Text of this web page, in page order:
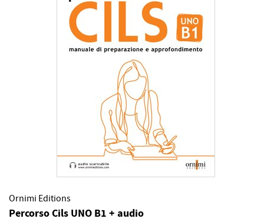
Ornimi Editions
Percorso Cils UNO B1 + audio